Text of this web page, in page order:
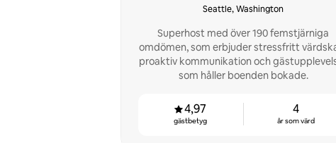
Seattle, Washington
Superhost med över 190 femstjärniga
omdömen, som erbjuder stressfritt
proaktiv kommunikation och
som håller boenden bokade.
4,97
gästbetyg
4
år som värd